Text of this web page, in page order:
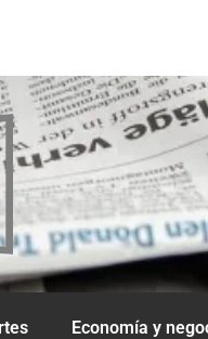
Economía y